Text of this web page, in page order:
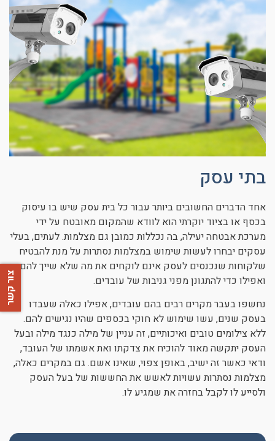
בתי עסק
אחד הדברים החשובים ביותר עבור כל בית עסק שיש בו עיסוק
בכסף או בציוד יוקרתי הוא לוודא שהמקום מאובטח על ידי
מערכת אבטחה יעילה, בה נכללות כמובן גם מצלמות. לעתים, בעלי
עסקים יבחרו לעשות שימוש במצלמות נסתרות על מנת להבטיח
שלקוחות שנכנסים לעסק אינם לוקחים את מה שלא שייך להם,
ואפילו כדי להתגונן מפני גניבות של עובדים.
נחשפו בעבר מקרים רבים בהם עובדים, אפילו כאלה שעבדו
בעסק שנים, עשו שימוש לא חוקי בכספים שהיו נגישים להם.
ללא צילומים טובים ואיכותיים, זה עניין של מילה כנגד מילה ובעל
העסק יתקשה מאוד להוכיח את צדקתו ואת אשמתו של העובד,
ודאי כאשר זה ישיב, באופן צפוי, שאינו אשם. גם במקרים כאלה,
מצלמות נסתרות עשויות לאשש את החששות של בעל העסק
ולסייע לו לקבל בחזרה את שמגיע לו.
צור קשר